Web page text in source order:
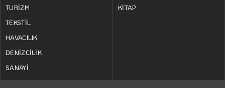
TURİZM
TEKSTİL
HAVACILIK
DENİZCİLİK
SANAYİ
KİTAP